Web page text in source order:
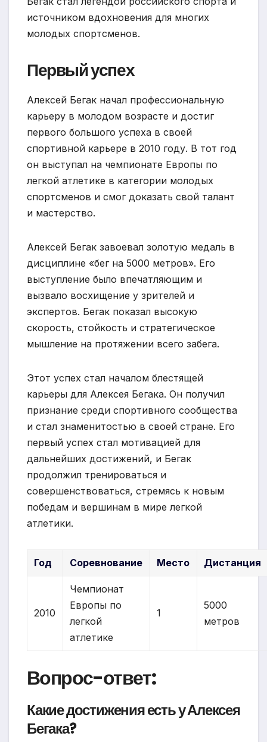
источником вдохновения для многих
молодых спортсменов.
Первый успех
Алексей Бегак начал профессиональную
карьеру в молодом возрасте и достиг
первого большого успеха в своей
спортивной карьере в 2010 году. В тот год
он выступал на чемпионате Европы по
легкой атлетике в категории молодых
спортсменов и смог доказать свой талант
и мастерство.
Алексей Бегак завоевал золотую медаль в
дисциплине «бег на 5000 метров». Его
выступление было впечатляющим и
вызвало восхищение у зрителей и
экспертов. Бегак показал высокую
скорость, стойкость и стратегическое
мышление на протяжении всего забега.
Этот успех стал началом блестящей
карьеры для Алексея Бегака. Он получил
признание среди спортивного сообщества
и стал знаменитостью в своей стране. Его
первый успех стал мотивацией для
дальнейших достижений, и Бегак
продолжил тренироваться и
совершенствоваться, стремясь к новым
победам и вершинам в мире легкой
атлетики.
Год Соревнование Место Дистанция
2010
Чемпионат
Европы по
легкой
атлетике
1
5000
метров
Вопрос-ответ:
Какие достижения есть у Алексея
Бегака?